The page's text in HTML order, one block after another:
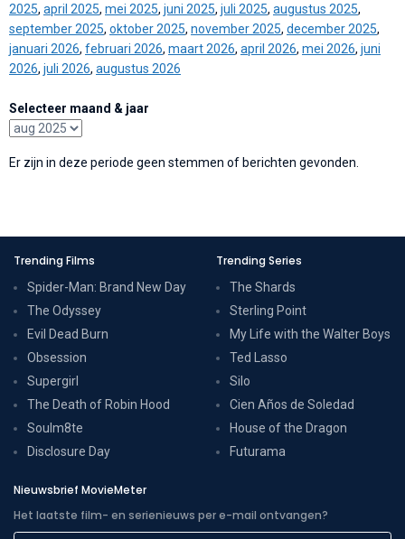
2025, april 2025, mei 2025, juni 2025, juli 2025, augustus 2025,
september 2025, oktober 2025, november 2025, december 2025,
januari 2026, februari 2026, maart 2026, april 2026, mei 2026, juni
2026, juli 2026, augustus 2026
Selecteer maand & jaar
Er zijn in deze periode geen stemmen of berichten gevonden.
Trending Films
Spider-Man: Brand New Day
The Odyssey
Evil Dead Burn
Obsession
Supergirl
The Death of Robin Hood
Soulm8te
Disclosure Day
Trending Series
The Shards
Sterling Point
My Life with the Walter Boys
Ted Lasso
Silo
Cien Años de Soledad
House of the Dragon
Futurama
Nieuwsbrief MovieMeter
Het laatste film- en serienieuws per e-mail ontvangen?